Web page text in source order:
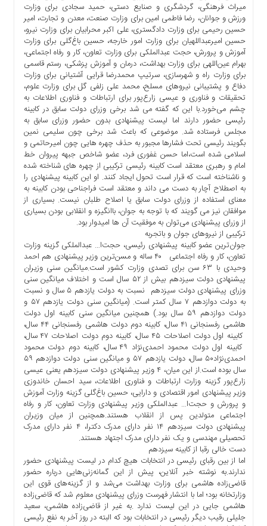
نمونه
تعرفه
درباره
چند
رسانه
ارتباط
برگه
نمونه
تعرفه
درباره
میراث فرهنگی، گردشگری و صنایع دستی، حمید سجادی برای وزارت
ورزش و جوانان، رضا فاطمی امین برای وزارت صنعت، معدن و تجارت، امیر
حسین رحیمی برای وزارت دادگستری، علی اکبر محرابیان برای وزارت نیرو،
حسین امیرعبداللهیان برای وزارت امور خارجه، حسین باغ‌گلی برای وزارت
آموزش و پرورش، حجت عبدالملکی برای وزارت تعاون، کار و رفاه اجتماعی،
بهرام عین‌اللهی برای وزارت بهداشت، درمان و آموزش پزشکی، رستم قاسمی
برای وزارت راه و شهرسازی، سرتیپ محمدرضا قرایی آشتیانی برای وزارت
دفاع و پشتیبانی نیروهای مسلح، محمد علی زلفی گل برای وزارت علوم،
تحقیقات و فناوری و عیسی زارع‌پور برای ارتباطات و فناوری اطلاعات به
چشم می‌خورد.با این که گفته می شد برخی وزرای دولت سابق در کابینه
رئیسی حضور دارند اما لیست پیشنهادی بدون حضور وزرای سابق به
مجلس فرستاده شد. موضوعی که باعث شد برخی چون سلیمی نمین
بگویند رئیسی تحت فشارها مجبور به حذف چهره هایی چون امیرحاتمی و
اسلامی شده است،اما حسن غفوری فرد، عضو شاخص جبهه پیروان خط
امام و رهبری معتقد است کابینه رئیسی ترکیبی از چهره های شناخته شده
و ناشناخته است که قرار است تحول ایجاد کنند. او این کابینه پیشنهادی را
به اصطلاح آچار به دست می داند و معتقد است فراجناحی بودن کابینه به
معنای استفاده از وزرای دولت سابق یا اصلاح طلبان نیست. بسیاری از
موافقان نیز می گویند که با توجه به جوان، باانگیزه و انقلابی بودن بسیاری
از وزرای پیشنهادی می‌توان به موفقیت آن ها امیدوار بود.
ترکیبی از نیروهای جوان و باتجربه
جوان‌ترین عضو کابینه پیشنهادی رئیسی، حجت‌ا… عبدالملکی گزینه وزارت
تعاون، کار و رفاه اجتماعی ۴۰ ساله و مسن‌ترین وزیر پیشنهادی هم احمد
وحیدی با ۶۳ سن برای تصدی وزارت کشور است.میانگین سنی وزیران
پیشنهادی دولت سیزدهم بیش از ۵۲ سال است و اختلاف میانگین سنی
وزرای پیشنهادی دولت سیزدهم نسبت به دولت یازدهم ۵ سال و نسبت
به دولت دوازدهم ۷ سال کمتر است. (میانگین سنی دولت یازدهم ۵۷ و
دولت دوازدهم ۵۹ سال بود.) همچنین میانگین سنی کابینه اول دولت
هاشمی رفسنجانی ۴۱ سال، کابینه دوم دولت هاشمی رفسنجانی ۴۴ سال،
کابینه اول دولت اصلاحات ۴۵ سال، کابینه دوم دولت اصلاحات ۴۷ سال،
کابینه اول دولت محمود احمدی‌نژاد ۴۹ سال، کابینه دوم دولت محمود
احمدی‌نژاد۵۰ سال، دولت یازدهم ۵۷ و میانگین سنی دولت دوازدهم ۵۹
سال بوده است.از این میان، ۴ وزیر پیشنهادی دولت سیزدهم یعنی عیسی
زارع‌پور گزینه وزارت ارتباطات و فناوری اطلاعات، سید احسان خاندوزی
وزیر پیشنهادی امور اقتصادی و دارایی، حسین باغ‌گلی گزینه وزارت آموزش
و پرورش و حجت‌ا… عبدالملکی وزیر پیشنهادی وزارت تعاون، کار و رفاه
اجتماعی متولدین پس از انقلاب هستند.همچنین از میان وزیران
پیشنهادی دولت سیزدهم ۱۴ نفر دارای مدرک دکترا، ۴ نفر دارای مدرک
تحصیلی مهندسی و یک نفر دارای مدرک اجتهاد هستند.
دست خالی رقبا از کابینه سیزدهم
اما از بین رقبای رئیسی در انتخابات هیچ کدام در لیست پیشنهادی حضور
ندارند.به نوشته خبر آنلاین، پیش از این گمانه‌زنی‌هایی درباره حضور
قاضی‌زاده هاشمی برای‌ وزارت بهداشت می‌شد و از گزینه‌های قوی این
وزارتخانه بود؛ اما با انتشار فهرست وزرای پیشنهادی معلوم شد که قاضی‌زاده
هاشمی جایی در این لیست ندارد .به غیر از قاضی‌زاده هاشمی، سعید
جلیلی رقیب دیگر رئیسی در انتخابات بود که البته در روز آخر به نفع رئیسی